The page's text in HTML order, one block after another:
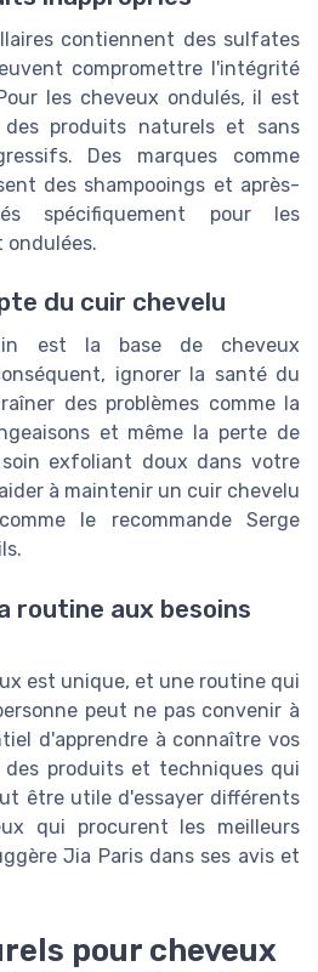
contiennent des sulfates
compromettre l'intégrité
les cheveux ondulés, il est
produits naturels et sans
Des marques comme
des shampooings et après-
spécifiquement pour les
ondulées.
du cuir chevelu
est la base de cheveux
ignorer la santé du
des problèmes comme la
et même la perte de
exfoliant doux dans votre
à maintenir un cuir chevelu
le recommande Serge
routine aux besoins
est unique, et une routine qui
peut ne pas convenir à
d'apprendre à connaître vos
produits et techniques qui
être utile d'essayer différents
qui procurent les meilleurs
Jia Paris dans ses avis et
pour cheveux